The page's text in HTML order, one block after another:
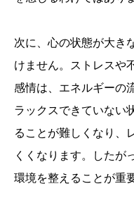
次に、心の状態が大き
けません。ストレスや
感情は、エネルギーの
ラックスできていない
ることが難しくなり、
くくなります。したが
環境を整えることが重